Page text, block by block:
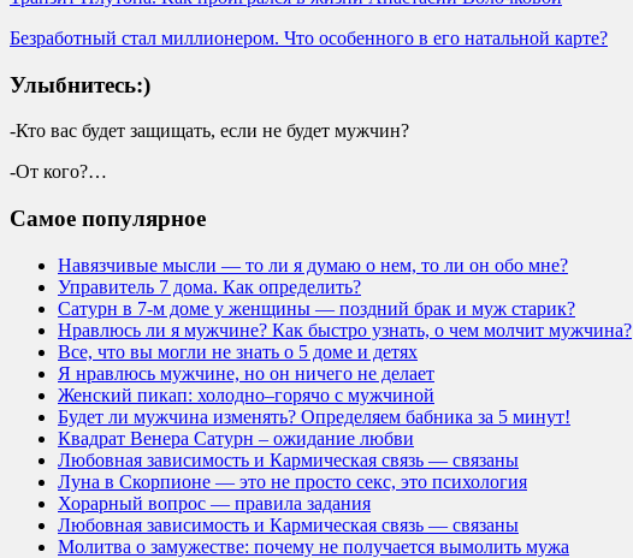
Безработный стал миллионером. Что особенного в его натальной карте?
Улыбнитесь:)
-Кто вас будет защищать, если не будет мужчин?
-От кого?…
Самое популярное
Навязчивые мысли — то ли я думаю о нем, то ли он обо мне?
Управитель 7 дома. Как определить?
Сатурн в 7-м доме у женщины — поздний брак и муж старик?
Нравлюсь ли я мужчине? Как быстро узнать, о чем молчит мужчина?
Все, что вы могли не знать о 5 доме и детях
Я нравлюсь мужчине, но он ничего не делает
Женский пикап: холодно–горячо с мужчиной
Будет ли мужчина изменять? Определяем бабника за 5 минут!
Квадрат Венера Сатурн – ожидание любви
Любовная зависимость и Кармическая связь — связаны
Луна в Скорпионе — это не просто секс, это психология
Хорарный вопрос — правила задания
Любовная зависимость и Кармическая связь — связаны
Молитва о замужестве: почему не получается вымолить мужа